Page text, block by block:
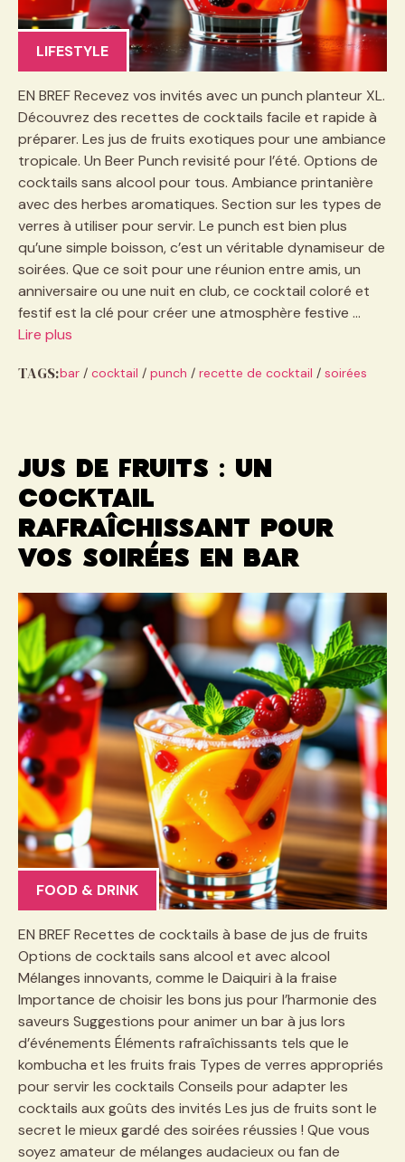
LIFESTYLE
EN BREF Recevez vos invités avec un punch planteur XL.
Découvrez des recettes de cocktails facile et rapide à
préparer. Les jus de fruits exotiques pour une ambiance
tropicale. Un Beer Punch revisité pour l’été. Options de
cocktails sans alcool pour tous. Ambiance printanière
avec des herbes aromatiques. Section sur les types de
verres à utiliser pour servir. Le punch est bien plus
qu’une simple boisson, c’est un véritable dynamiseur de
soirées. Que ce soit pour une réunion entre amis, un
anniversaire ou une nuit en club, ce cocktail coloré et
festif est la clé pour créer une atmosphère festive …
Lire plus
TAGS:bar/ cocktail / punch / recette de cocktail / soirées
Jus de fruits : un
cocktail
rafraîchissant pour
vos soirées en bar
FOOD & DRINK
EN BREF Recettes de cocktails à base de jus de fruits
Options de cocktails sans alcool et avec alcool
Mélanges innovants, comme le Daiquiri à la fraise
Importance de choisir les bons jus pour l’harmonie des
saveurs Suggestions pour animer un bar à jus lors
d’événements Éléments rafraîchissants tels que le
kombucha et les fruits frais Types de verres appropriés
pour servir les cocktails Conseils pour adapter les
cocktails aux goûts des invités Les jus de fruits sont le
secret le mieux gardé des soirées réussies ! Que vous
soyez amateur de mélanges audacieux ou fan de